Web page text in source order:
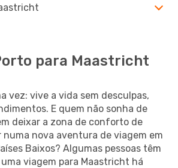
para Maastricht
vez: vive a vida sem desculpas,
E quem não sonha de
deixar a zona de conforto de
numa nova aventura de viagem em
Baixos? Algumas pessoas têm
viagem para Maastricht há